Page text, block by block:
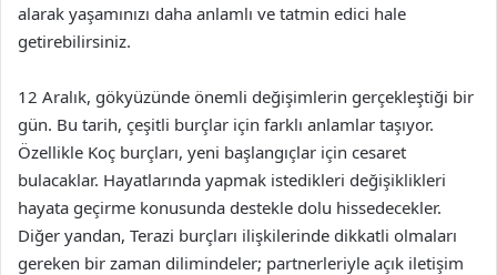
alarak yaşamınızı daha anlamlı ve tatmin edici hale
getirebilirsiniz.
12 Aralık, gökyüzünde önemli değişimlerin gerçekleştiği bir
gün. Bu tarih, çeşitli burçlar için farklı anlamlar taşıyor.
Özellikle Koç burçları, yeni başlangıçlar için cesaret
bulacaklar. Hayatlarında yapmak istedikleri değişiklikleri
hayata geçirme konusunda destekle dolu hissedecekler.
Diğer yandan, Terazi burçları ilişkilerinde dikkatli olmaları
gereken bir zaman dilimindeler; partnerleriyle açık iletişim